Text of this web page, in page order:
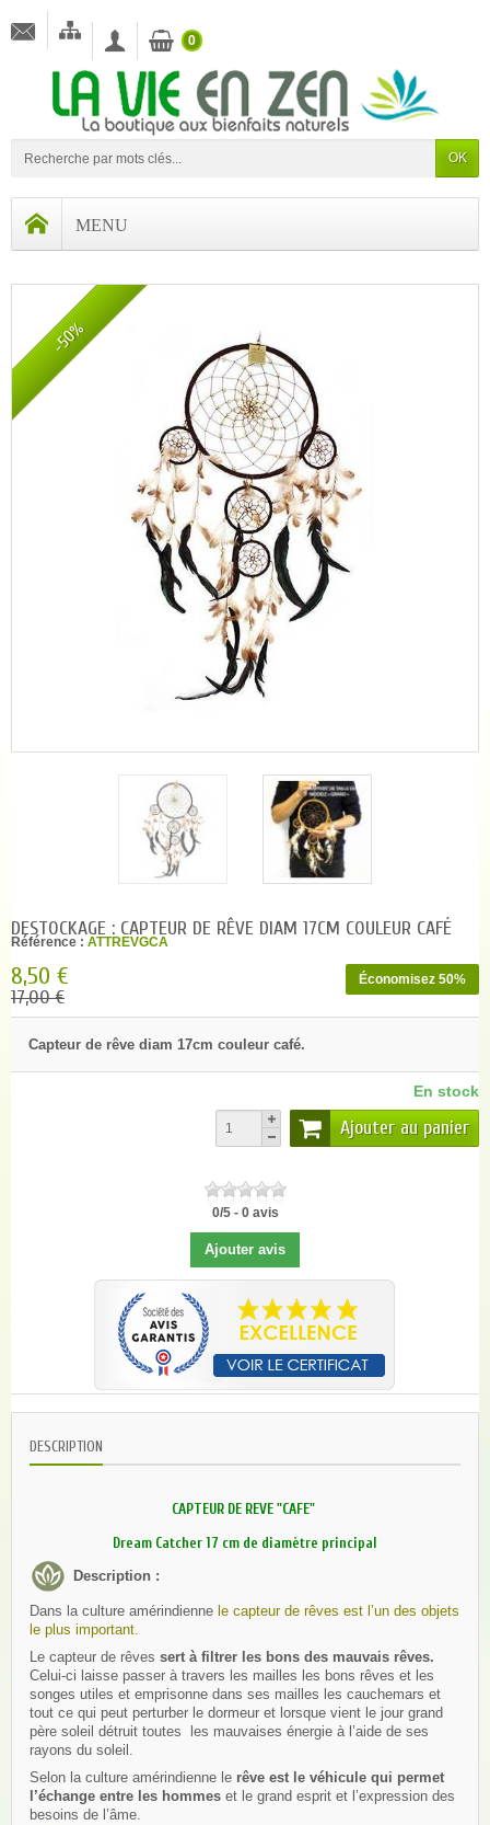
OK
0
-50%
DESTOCKAGE : CAPTEUR DE RÊVE DIAM 17CM COULEUR CAFÉ
Référence : ATTREVGCA
Économisez 50%
8,50 €
17,00 €
Capteur de rêve diam 17cm couleur café.
En stock
Ajouter au panier
0/5- 0avis
Ajouter avis
DESCRIPTION
CAPTEUR DE REVE "CAFE"
Dream Catcher 17 cm de diamètre principal
Description :
Dans la culture amérindienne le capteur de rêves est l’un des objets
le plus important.
Le capteur de rêves sert à filtrer les bons des mauvais rêves.
Celui-ci laisse passer à travers les mailles les bons rêves et les
songes utiles et emprisonne dans ses mailles les cauchemars et
tout ce qui peut perturber le dormeur et lorsque vient le jour grand
père soleil détruit toutes les mauvaises énergie à l’aide de ses
rayons du soleil.
Selon la culture amérindienne le rêve est le véhicule qui permet
l’échange entre les hommes et le grand esprit et l’expression des
besoins de l’âme.